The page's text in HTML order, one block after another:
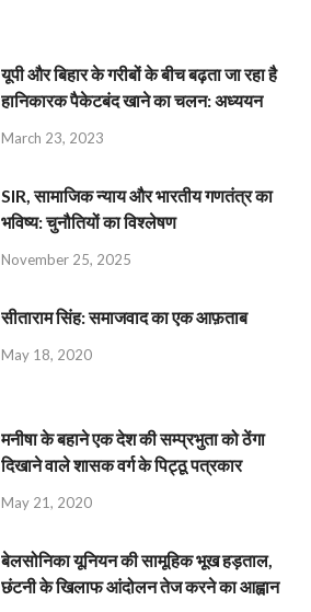
यूपी और बिहार के गरीबों के बीच बढ़ता जा रहा है
हानिकारक पैकेटबंद खाने का चलन: अध्ययन
March 23, 2023
SIR, सामाजिक न्याय और भारतीय गणतंत्र का
भविष्य: चुनौतियों का विश्लेषण
November 25, 2025
सीताराम सिंह: समाजवाद का एक आफ़ताब
May 18, 2020
मनीषा के बहाने एक देश की सम्प्रभुता को ठेंगा
दिखाने वाले शासक वर्ग के पिट्ठू पत्रकार
May 21, 2020
बेलसोनिका यूनियन की सामूहिक भूख हड़ताल,
छंटनी के खिलाफ आंदोलन तेज करने का आह्वान